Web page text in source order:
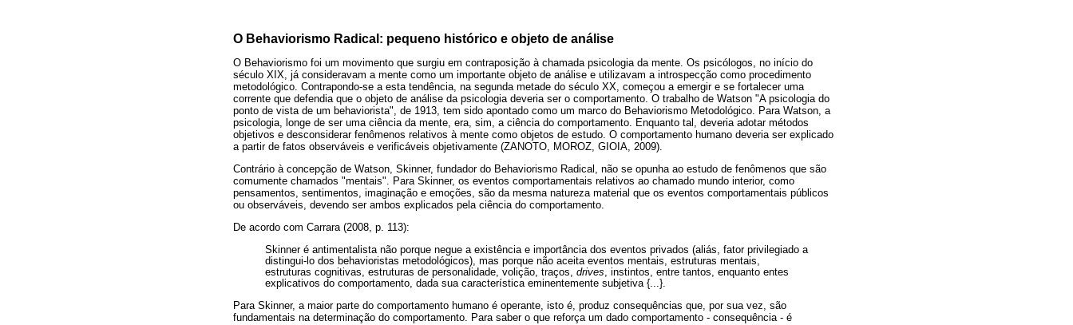
O Behaviorismo Radical: pequeno histórico e objeto de análise
O Behaviorismo foi um movimento que surgiu em contraposição à chamada psicologia da mente. Os psicólogos, no início do
século XIX, já consideravam a mente como um importante objeto de análise e utilizavam a introspecção como procedimento
metodológico. Contrapondo-se a esta tendência, na segunda metade do século XX, começou a emergir e se fortalecer uma
corrente que defendia que o objeto de análise da psicologia deveria ser o comportamento. O trabalho de Watson "A psicologia do
ponto de vista de um behaviorista", de 1913, tem sido apontado como um marco do Behaviorismo Metodológico. Para Watson, a
psicologia, longe de ser uma ciência da mente, era, sim, a ciência do comportamento. Enquanto tal, deveria adotar métodos
objetivos e desconsiderar fenômenos relativos à mente como objetos de estudo. O comportamento humano deveria ser explicado
a partir de fatos observáveis e verificáveis objetivamente (ZANOTO, MOROZ, GIOIA, 2009).
Contrário à concepção de Watson, Skinner, fundador do Behaviorismo Radical, não se opunha ao estudo de fenômenos que são
comumente chamados "mentais". Para Skinner, os eventos comportamentais relativos ao chamado mundo interior, como
pensamentos, sentimentos, imaginação e emoções, são da mesma natureza material que os eventos comportamentais públicos
ou observáveis, devendo ser ambos explicados pela ciência do comportamento.
De acordo com Carrara (2008, p. 113):
Skinner é antimentalista não porque negue a existência e importância dos eventos privados (aliás, fator privilegiado a
distingui-lo dos behavioristas metodológicos), mas porque não aceita eventos mentais, estruturas mentais,
estruturas cognitivas, estruturas de personalidade, volição, traços, drives , instintos, entre tantos, enquanto entes
explicativos do comportamento, dada sua característica eminentemente subjetiva {...}.
Para Skinner, a maior parte do comportamento humano é operante, isto é, produz consequências que, por sua vez, são
fundamentais na determinação do comportamento. Para saber o que reforça um dado comportamento - consequência - é